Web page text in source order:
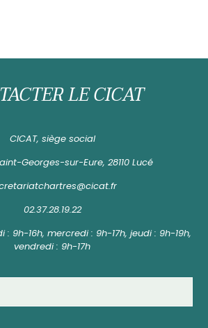
LE CICAT
CICAT, siège social
Georges-sur-Eure, 28110 Lucé
02.37.28.19.22
: 9h-16h, mercredi : 9h-17h, jeudi : 9h-19h,
vendredi : 9h-17h